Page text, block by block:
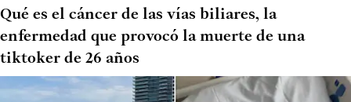
Qué es el cáncer de las vías biliares, la
enfermedad que provocó la muerte de una
tiktoker de 26 años